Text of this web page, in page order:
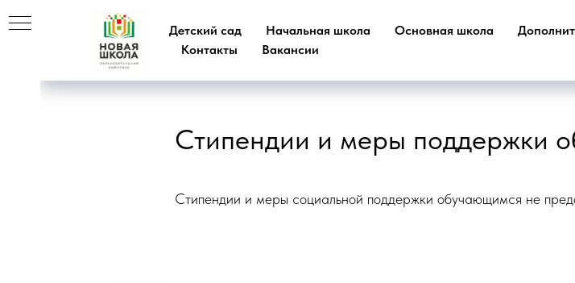
Детский сад Начальная школа Основная школа
Контакты
Вакансии
Стипендии и меры поддержки
Стипендии и меры социальной поддержки обучающимся не